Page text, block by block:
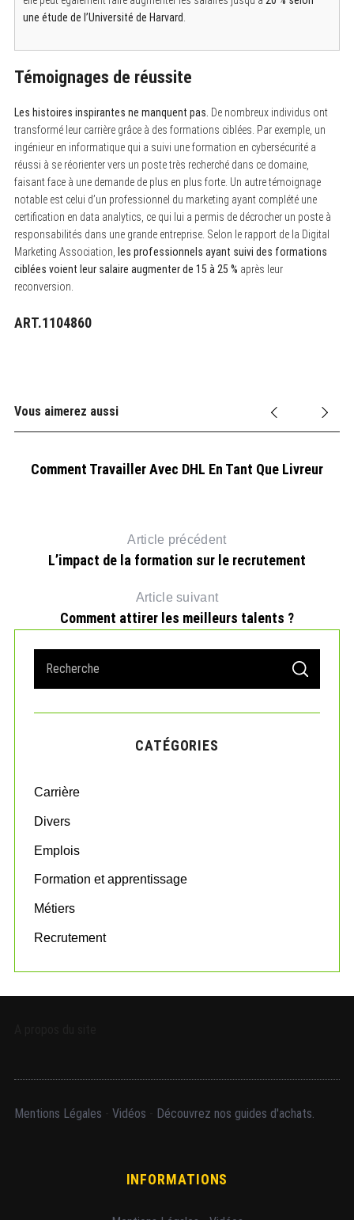
une étude de l’Université de Harvard
Témoignages de réussite
Les histoires inspirantes ne manquent pas. De nombreux individus ont
transformé leur carrière grâce à des formations ciblées. Par exemple, un
ingénieur en informatique qui a suivi une formation en cybersécurité a
réussi à se réorienter vers un poste très recherché dans ce domaine,
faisant face à une demande de plus en plus forte. Un autre témoignage
notable est celui d’un professionnel du marketing ayant complété une
certification en data analytics, ce qui lui a permis de décrocher un poste à
responsabilités dans une grande entreprise. Selon le rapport de la Digital
Marketing Association, les professionnels ayant suivi des formations
ciblées voient leur salaire augmenter de 15 à 25 % après leur
reconversion.
ART.1104860
Vous aimerez aussi
Comment Travailler Avec DHL En Tant Que Livreur
Article précédent
L’impact de la formation sur le recrutement
Article suivant
Comment attirer les meilleurs talents ?
a
r
o
:
S
A
C
CATÉGORIES
Carrière
Divers
Emplois
Formation et apprentissage
Métiers
Recrutement
Mentions Légales Vidéos Découvrez nos guides d'achats.
INFORMATIONS